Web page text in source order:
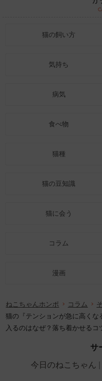
猫の飼い方
気持ち
病気
食べ物
猫種
猫の豆知識
猫に会う
コラム
漫画
ねこちゃんホンポ コラム
猫の『テンションが急に高く
入るのはなぜ？落ち着かせるコ
サ
今日のねこちゃん